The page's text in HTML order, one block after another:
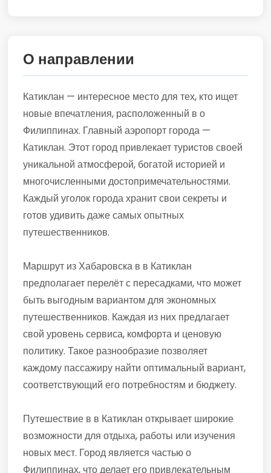
О направлении
Катиклан — интересное место для тех, кто ищет
новые впечатления, расположенный в о
Филиппинах. Главный аэропорт города —
Катиклан. Этот город привлекает туристов своей
уникальной атмосферой, богатой историей и
многочисленными достопримечательностями.
Каждый уголок города хранит свои секреты и
готов удивить даже самых опытных
путешественников.
Маршрут из Хабаровска в в Катиклан
предполагает перелёт с пересадками, что может
быть выгодным вариантом для экономных
путешественников. Каждая из них предлагает
свой уровень сервиса, комфорта и ценовую
политику. Такое разнообразие позволяет
каждому пассажиру найти оптимальный вариант,
соответствующий его потребностям и бюджету.
Путешествие в в Катиклан открывает широкие
возможности для отдыха, работы или изучения
новых мест. Город является частью о
Филиппинах, что делает его привлекательным